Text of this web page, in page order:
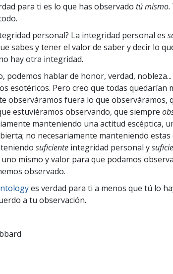
para ti es lo que has observado tú mismo.
personal? La integridad personal es
sabes y tener el valor de saber y decir lo
hay otra integridad.
podemos hablar de honor, verdad,
esotéricos. Pero creo que todas quedarían
observáramos fuera lo que observáramos,
estuviéramos observando, que siempre
manteniendo una actitud escéptica,
no necesariamente manteniendo
suficiente integridad personal y
mismo y valor para que podamos
observado.
es verdad para ti a menos que tú lo
a tu observación.